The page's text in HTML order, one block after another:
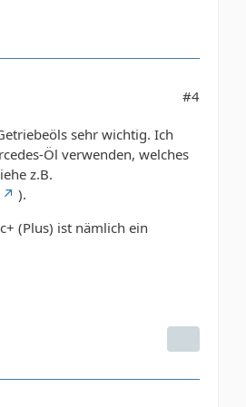
#4
sehr wichtig. Ich
Öl verwenden, welches
z.B.
).
(Plus) ist nämlich ein